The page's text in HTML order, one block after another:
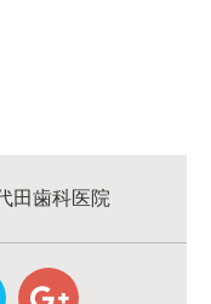
田歯科医院